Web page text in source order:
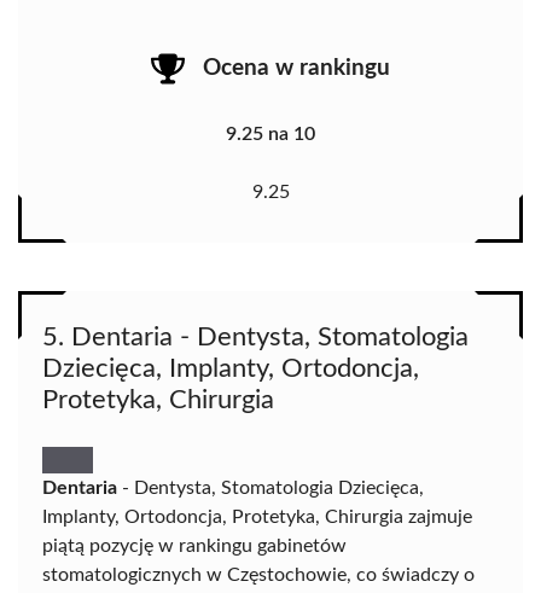
Ocena w rankingu
9.25 na 10
9.25
5. Dentaria - Dentysta, Stomatologia
Dziecięca, Implanty, Ortodoncja,
Protetyka, Chirurgia
Dentaria - Dentysta, Stomatologia Dziecięca,
Implanty, Ortodoncja, Protetyka, Chirurgia zajmuje
piątą pozycję w rankingu gabinetów
stomatologicznych w Częstochowie, co świadczy o